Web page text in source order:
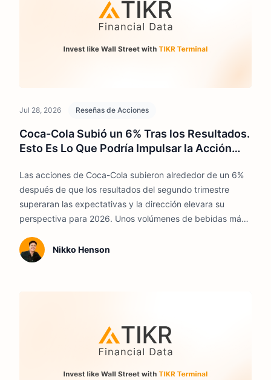
Jul 28, 2026 Reseñas de Acciones
Coca-Cola Subió un 6% Tras los Resultados.
Esto Es Lo Que Podría Impulsar la Acción
Las acciones de Coca-Cola subieron alrededor de un 6%
después de que los resultados del segundo trimestre
superaran las expectativas y la dirección elevara su
perspectiva para 2026. Unos volúmenes de bebidas más
ganancias, aunque el repunte deja las acciones cerca de
su valor razonable.
Nikko Henson